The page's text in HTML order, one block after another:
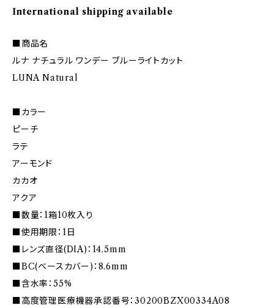
International shipping available
■商品名
ルナ ナチュラル ワンデー ブルーライトカット
LUNA Natural
■カラー
ピーチ
ラテ
アーモンド
カカオ
アクア
■数量：1箱10枚入り
■使用期限：1日
■レンズ直径(DIA)：14.5mm
■BC(ベースカバー)：8.6mm
■含水率：55%
■高度管理医療機器承認番号：30200BZX00334A08